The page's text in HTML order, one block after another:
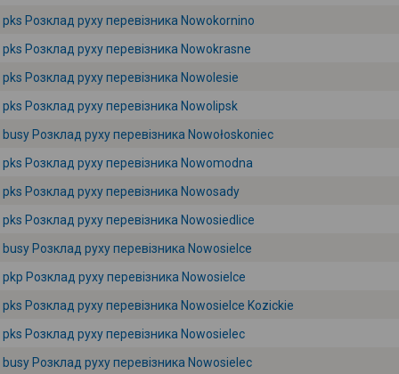
pks Розклад руху перевізника Nowokornino
pks Розклад руху перевізника Nowokrasne
pks Розклад руху перевізника Nowolesie
pks Розклад руху перевізника Nowolipsk
busy Розклад руху перевізника Nowołoskoniec
pks Розклад руху перевізника Nowomodna
pks Розклад руху перевізника Nowosady
pks Розклад руху перевізника Nowosiedlice
busy Розклад руху перевізника Nowosielce
pkp Розклад руху перевізника Nowosielce
pks Розклад руху перевізника Nowosielce Kozickie
pks Розклад руху перевізника Nowosielec
busy Розклад руху перевізника Nowosielec